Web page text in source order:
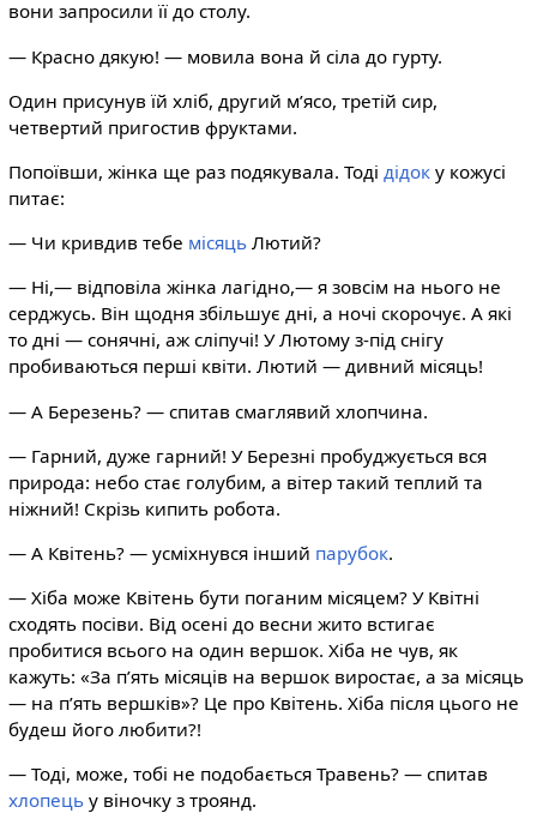
вони запросили її до столу.
— Красно дякую! — мовила вона й сіла до гурту.
Один присунув їй хліб, другий м’ясо, третій сир,
четвертий пригостив фруктами.
Попоївши, жінка ще раз подякувала. Тоді дідоку кожусі
питає:
— Чи кривдив тебе місяцьЛютий?
— Ні,— відповіла жінка лагідно,— я зовсім на нього не
серджусь. Він щодня збільшує дні, а ночі скорочує. А які
то дні — сонячні, аж сліпучі! У Лютому з-під снігу
пробиваються перші квіти. Лютий — дивний місяць!
— А Березень? — спитав смаглявий хлопчина.
— Гарний, дуже гарний! У Березні пробуджується вся
природа: небо стає голубим, а вітер такий теплий та
ніжний! Скрізь кипить робота.
— А Квітень? — усміхнувся інший парубок.
— Хіба може Квітень бути поганим місяцем? У Квітні
сходять посіви. Від осені до весни жито встигає
пробитися всього на один вершок. Хіба не чув, як
кажуть: «За п’ять місяців на вершок виростає, а за місяць
— на п’ять вершків»? Це про Квітень. Хіба після цього не
будеш його любити?!
— Тоді, може, тобі не подобається Травень? — спитав
хлопецьу віночку з троянд.